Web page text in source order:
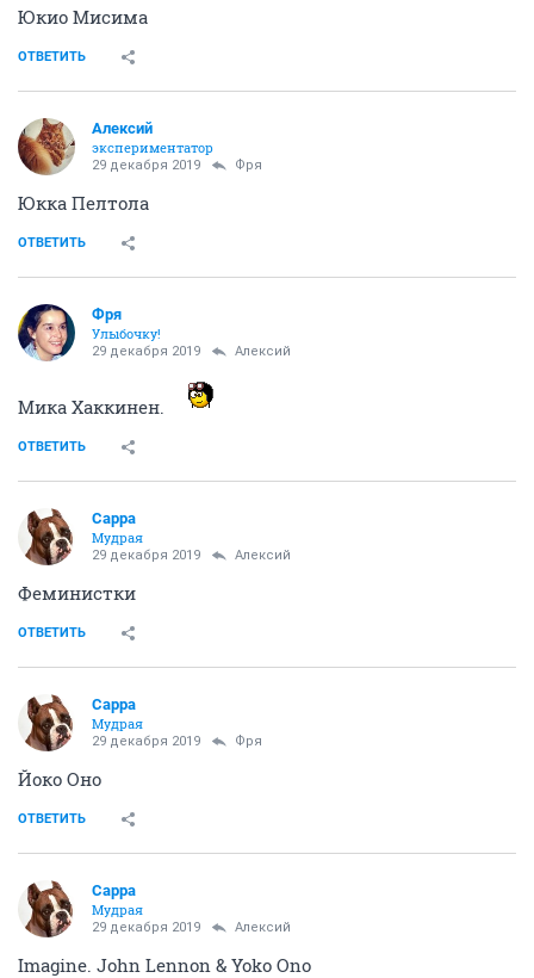
Юкио Мисима
ОТВЕТИТЬ
Алексий
экспериментатор
29 декабря 2019 Фря
Юкка Пелтола
ОТВЕТИТЬ
Фря
Улыбочку!
29 декабря 2019 Алексий
Мика Хаккинен.
ОТВЕТИТЬ
Сарра
Мудрая
29 декабря 2019 Алексий
Феминистки
ОТВЕТИТЬ
Сарра
Мудрая
29 декабря 2019 Фря
Йоко Оно
ОТВЕТИТЬ
Сарра
Мудрая
29 декабря 2019 Алексий
Imagine. John Lennon & Yoko Ono